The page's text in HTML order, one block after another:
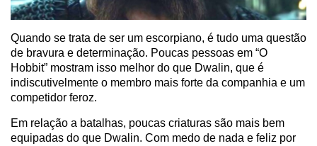
Quando se trata de ser um escorpiano, é tudo uma questão
de bravura e determinação. Poucas pessoas em “O
Hobbit” mostram isso melhor do que Dwalin, que é
indiscutivelmente o membro mais forte da companhia e um
competidor feroz.
Em relação a batalhas, poucas criaturas são mais bem
equipadas do que Dwalin. Com medo de nada e feliz por